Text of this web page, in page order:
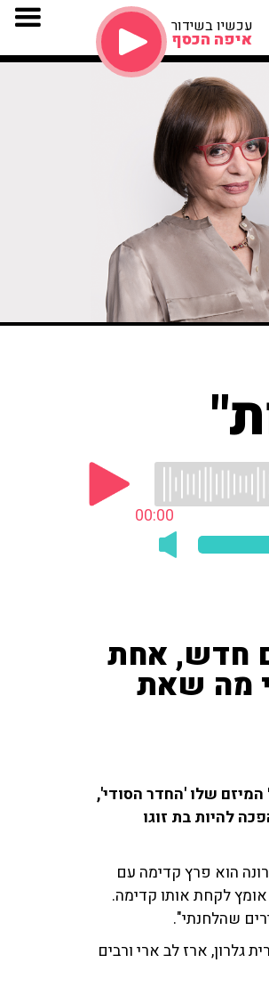
עכשיו בשידור
איפה הכסף
00:00
באלבום חדש, אחת
מה שאת
שלו 'החדר הסודי',
להיות בת זוגו
הוא פרץ קדימה עם
לקחת אותו קדימה.
שהלחנתי".
גלרון, ארז לב ארי ורבים